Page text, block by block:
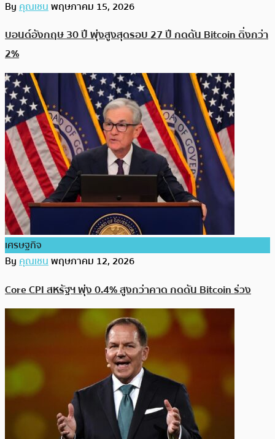
Byคุณเชนพฤษภาคม 15, 2026
บอนด์อังกฤษ 30 ปี พุ่งสูงสุดรอบ 27 ปี กดดัน Bitcoin ดิ่งกว่า
2%
เศรษฐกิจ
Byคุณเชนพฤษภาคม 12, 2026
Core CPI สหรัฐฯ พุ่ง 0.4% สูงกว่าคาด กดดัน Bitcoin ร่วง